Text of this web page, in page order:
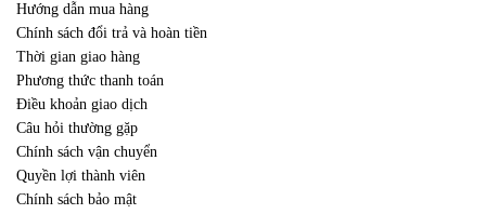
Hướng dẫn mua hàng
Chính sách đổi trả và hoàn tiền
Thời gian giao hàng
Phương thức thanh toán
Điều khoản giao dịch
Câu hỏi thường gặp
Chính sách vận chuyển
Quyền lợi thành viên
Chính sách bảo mật